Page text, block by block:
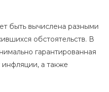
быть вычислена разными
обстоятельств. В
гарантированная
а также